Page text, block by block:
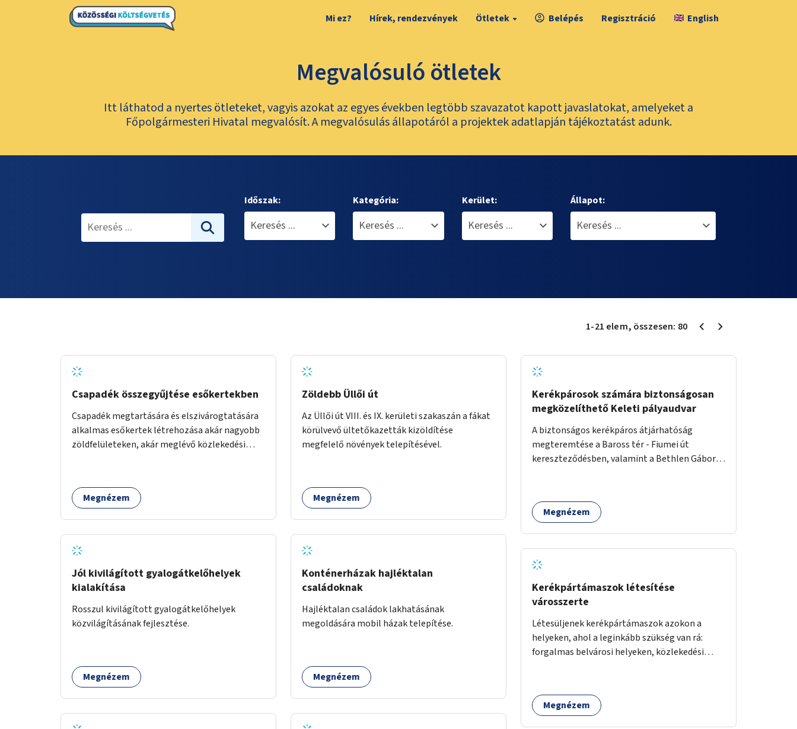
Mi ez? Hírek, rendezvények Ötletek Belépés Regisztráció English
Megvalósuló ötletek
Itt láthatod a nyertes ötleteket, vagyis azokat az egyes években legtöbb szavazatot kapott javaslatokat, amelyeket a
Főpolgármesteri Hivatal megvalósít. A megvalósulás állapotáról a projektek adatlapján tájékoztatást adunk.
Időszak: Kategória: Kerület: Állapot:
1-21 elem, összesen: 80
Csapadék összegyűjtése esőkertekben
Csapadék megtartására és elszivárogtatására
alkalmas esőkertek létrehozása akár nagyobb
zöldfelületeken, akár meglévő közlekedési
Megnézem
Jól kivilágított gyalogátkelőhelyek
kialakítása
Rosszul kivilágított gyalogátkelőhelyek
közvilágításának fejlesztése.
Megnézem
Zöldebb Üllői út
Az Üllői út VIII. és IX. kerületi szakaszán a fákat
körülvevő ültetőkazetták kizöldítése
megfelelő növények telepítésével.
Megnézem
Konténerházak hajléktalan
családoknak
Hajléktalan családok lakhatásának
megoldására mobil házak telepítése.
Megnézem
Kerékpárosok számára biztonságosan
megközelíthető Keleti pályaudvar
A biztonságos kerékpáros átjárhatóság
megteremtése a Baross tér - Fiumei út
kereszteződésben, valamint a Bethlen Gábor
Megnézem
Kerékpártámaszok létesítése
városszerte
Létesüljenek kerékpártámaszok azokon a
helyeken, ahol a leginkább szükség van rá:
forgalmas belvárosi helyeken, közlekedési
Megnézem